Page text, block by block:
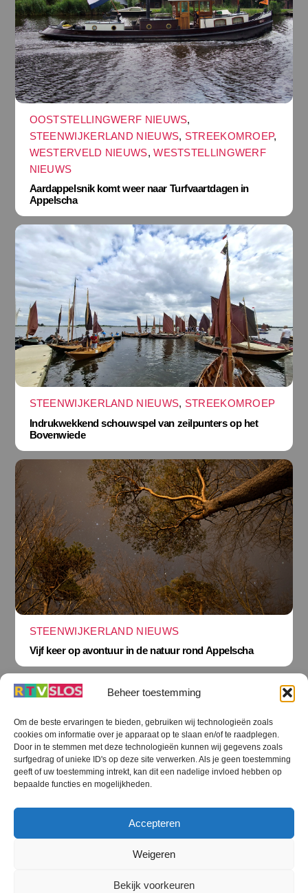
Beheer toestemming
Om de beste ervaringen te bieden, gebruiken wij technologieën zoals
cookies om informatie over je apparaat op te slaan en/of te raadplegen.
Door in te stemmen met deze technologieën kunnen wij gegevens zoals
surfgedrag of unieke ID's op deze site verwerken. Als je geen toestemming
geeft of uw toestemming intrekt, kan dit een nadelige invloed hebben op
bepaalde functies en mogelijkheden.
Accepteren
Weigeren
Bekijk voorkeuren
OOSTSTELLINGWERF NIEUWS,
STEENWIJKERLAND NIEUWS, STREEKOMROEP,
WESTERVELD NIEUWS,WESTSTELLINGWERF
NIEUWS
Aardappelsnik komt weer naar Turfvaartdagen in
Appelscha
STEENWIJKERLAND NIEUWS, STREEKOMROEP
Indrukwekkend schouwspel van zeilpunters op het
Bovenwiede
STEENWIJKERLAND NIEUWS
Vijf keer op avontuur in de natuur rond Appelscha
Terug
naar
boven
RTV SLOS
RTV SLOS ANBI